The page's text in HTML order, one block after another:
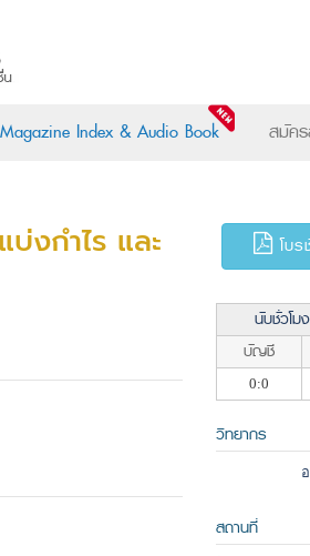
Index & Audio Book สมัคร
งกำไร และ
โบ
นับชั่วโม
บัญชี
0:0
วิทยากร
สถานที่